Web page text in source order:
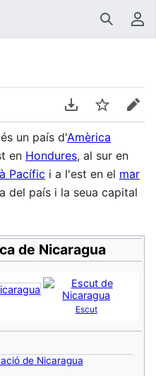
Buscar
Descarregar en
Vigilar
és un país d'Amèrica
en Hondures, al sur en
Pacífic i a l'est en el mar
del país i la seua capital
de Nicaragua
Escut